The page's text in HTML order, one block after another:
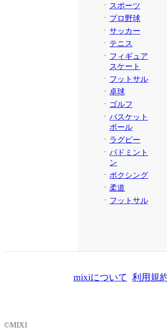
スポーツ
プロ野球
サッカー
テニス
フィギュア
スケート
フットサル
卓球
ゴルフ
バスケット
ボール
ラグビー
バドミント
ン
ボクシング
柔道
フットサル
mixiについて 利用規
©MIXI